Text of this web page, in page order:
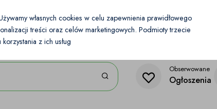
Moje konto
Obserwowane
Ogłoszenia
własnych cookies w celu zapewnienia prawidłowego
treści oraz celów marketingowych. Podmioty trzecie
z ich usług